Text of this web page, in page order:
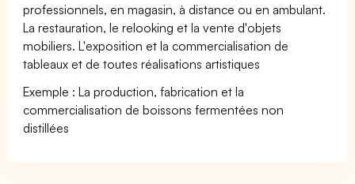
professionnels, en magasin, à distance ou en ambulant.
La restauration, le relooking et la vente d'objets
mobiliers. L'exposition et la commercialisation de
tableaux et de toutes réalisations artistiques
Exemple : La production, fabrication et la
commercialisation de boissons fermentées non
distillées